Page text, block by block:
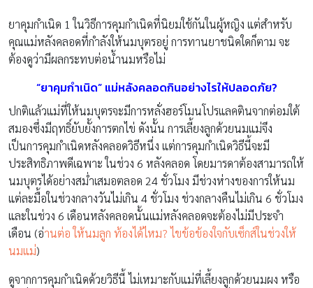
ยาคุมกำเนิด 1 ในวิธีการคุมกำเนิดที่นิยมใช้กันในผู้หญิง แต่สำหรับ
คุณแม่หลังคลอดที่กำลังให้นมบุตรอยู่ การทานยาชนิดใดก็ตาม จะ
ต้องดูว่ามีผลกระทบต่อน้ำนมหรือไม่
“ยาคุมกำเนิด” แม่หลังคลอดกินอย่างไรให้ปลอดภัย?
ปกติแล้วแม่ที่ให้นมบุตรจะมีการหลั่งฮอร์โมนโปรแลคตินจากต่อมใต้
สมองซึ่งมีฤทธิ์ยับยั้งการตกไข่ ดังนั้น การเลี้ยงลูกด้วยนมแม่จึง
เป็นการคุมกำเนิดหลังคลอดวิธีหนึ่ง แต่การคุมกำเนิดวิธีนี้จะมี
ประสิทธิภาพดีเฉพาะ ในช่วง 6 หลังคลอด โดยมารดาต้องสามารถให้
นมบุตรได้อย่างสม่ำเสมอตลอด 24 ชั่วโมง มีช่วงห่างของการให้นม
แต่ละมื้อในช่วงกลางวันไม่เกิน 4 ชั่วโมง ช่วงกลางคืนไม่เกิน 6 ชั่วโมง
และในช่วง 6 เดือนหลังคลอดนั้นแม่หลังคลอดจะต้องไม่มีประจำ
เดือน (อ่านต่อ ให้นมลูก ท้องได้ไหม? ไขข้อข้องใจกับเซ็กส์ในช่วงให้
นมแม่)
ดูจากการคุมกำเนิดด้วยวิธีนี้ ไม่เหมาะกับแม่ที่เลี้ยงลูกด้วยนมผง หรือ